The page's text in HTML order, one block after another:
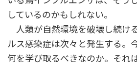
しているのかもしれない。
人類が自然環境を破壊し続け
ルス感染症は次々と発生する。
何を学び取るべきなのか。それ